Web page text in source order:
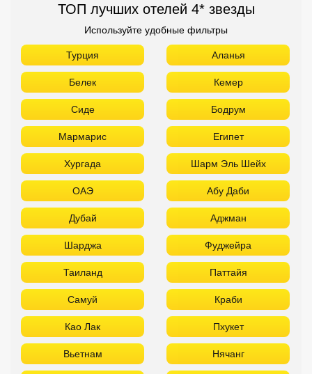
ТОП лучших отелей 4* звезды
Используйте удобные фильтры
Турция Аланья
Белек Кемер
Сиде Бодрум
Мармарис Египет
Хургада Шарм Эль Шейх
ОАЭ Абу Даби
Дубай Аджман
Шарджа Фуджейра
Таиланд Паттайя
Самуй Краби
Као Лак Пхукет
Вьетнам Нячанг